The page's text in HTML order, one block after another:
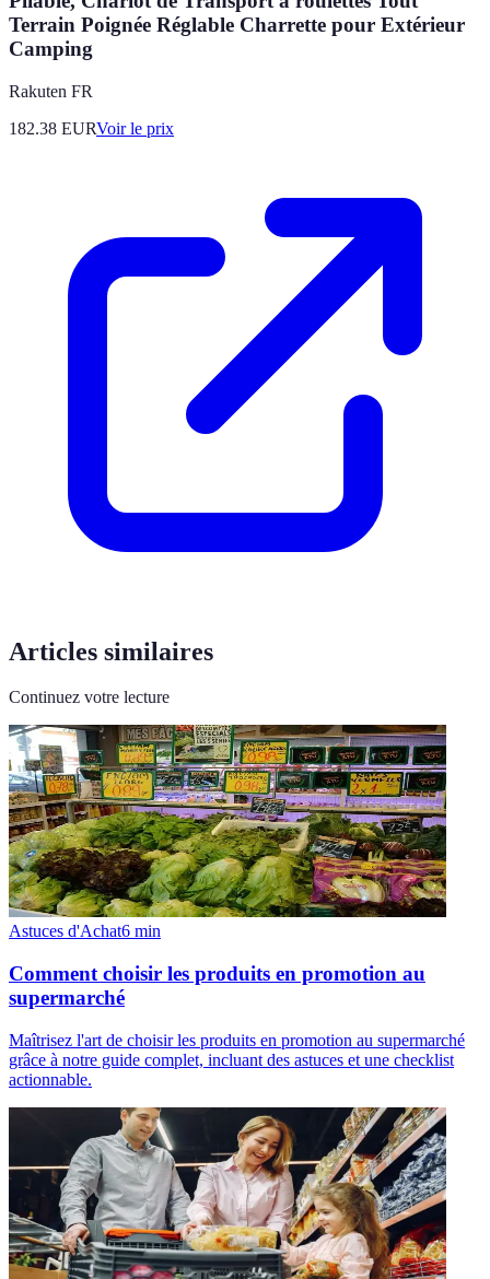
Terrain Poignée Réglable Charrette pour Extérieur
Camping
Rakuten FR
182.38 EURVoir le prix
Articles similaires
Continuez votre lecture
Astuces d'Achat6 min
Comment choisir les produits en promotion au
supermarché
Maîtrisez l'art de choisir les produits en promotion au supermarché
grâce à notre guide complet, incluant des astuces et une checklist
actionnable.